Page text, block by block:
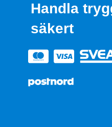
Handla
säkert